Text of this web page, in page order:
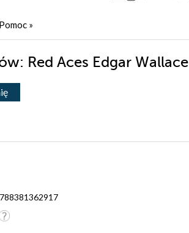
Pomoc »
Red Aces Edgar Wallace